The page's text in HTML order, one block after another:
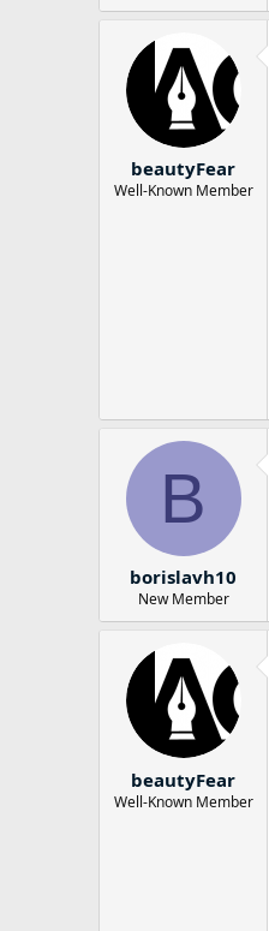
beautyFear
Well-Known Member
B
borislavh10
New Member
beautyFear
Well-Known Member